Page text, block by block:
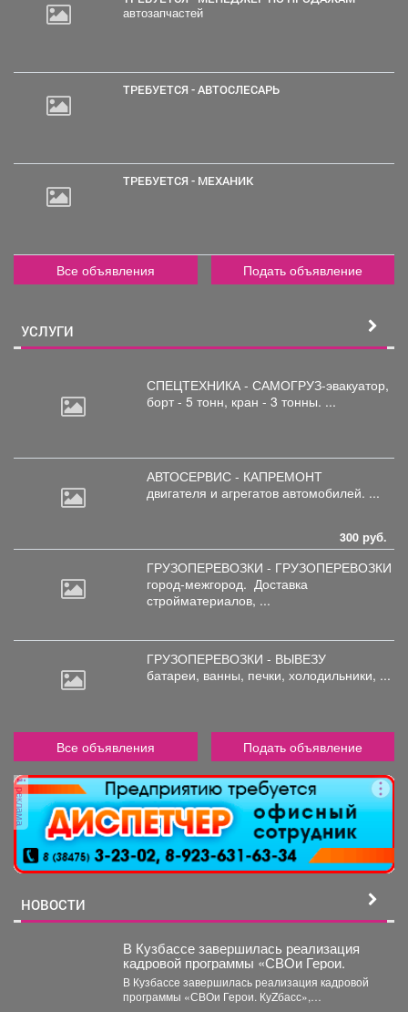
автозапчастей
ТРЕБУЕТСЯ - АВТОСЛЕСАРЬ
ТРЕБУЕТСЯ - МЕХАНИК
Все объявления Подать объявление
УСЛУГИ
СПЕЦТЕХНИКА - САМОГРУЗ-эвакуатор,
борт - 5 тонн, кран - 3 тонны. ...
АВТОСЕРВИС - КАПРЕМОНТ
двигателя и агрегатов автомобилей. ...
300 руб.
ГРУЗОПЕРЕВОЗКИ - ГРУЗОПЕРЕВОЗКИ
город-межгород. Доставка
стройматериалов, ...
ГРУЗОПЕРЕВОЗКИ - ВЫВЕЗУ
батареи, ванны, печки, холодильники, ...
Все объявления Подать объявление
реклама
НОВОСТИ
В Кузбассе завершилась реализация
кадровой программы «СВОи Герои.
В Кузбассе завершилась реализация кадровой
программы «СВОи Герои. КуZбасс»,